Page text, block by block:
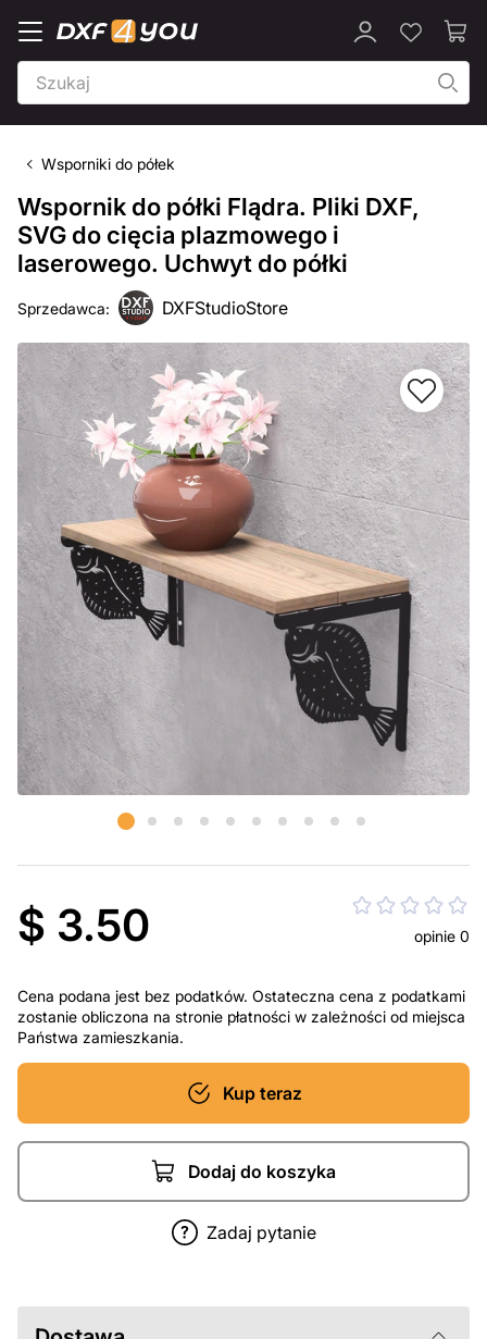
Wsporniki do półek
Wspornik do półki Flądra. Pliki DXF,
SVG do cięcia plazmowego i
laserowego. Uchwyt do półki
Sprzedawca: DXFStudioStore
$ 3.50 opinie 0
Cena podana jest bez podatków. Ostateczna cena z podatkami
zostanie obliczona na stronie płatności w zależności od miejsca
Państwa zamieszkania.
Kup teraz
Dodaj do koszyka
Zadaj pytanie